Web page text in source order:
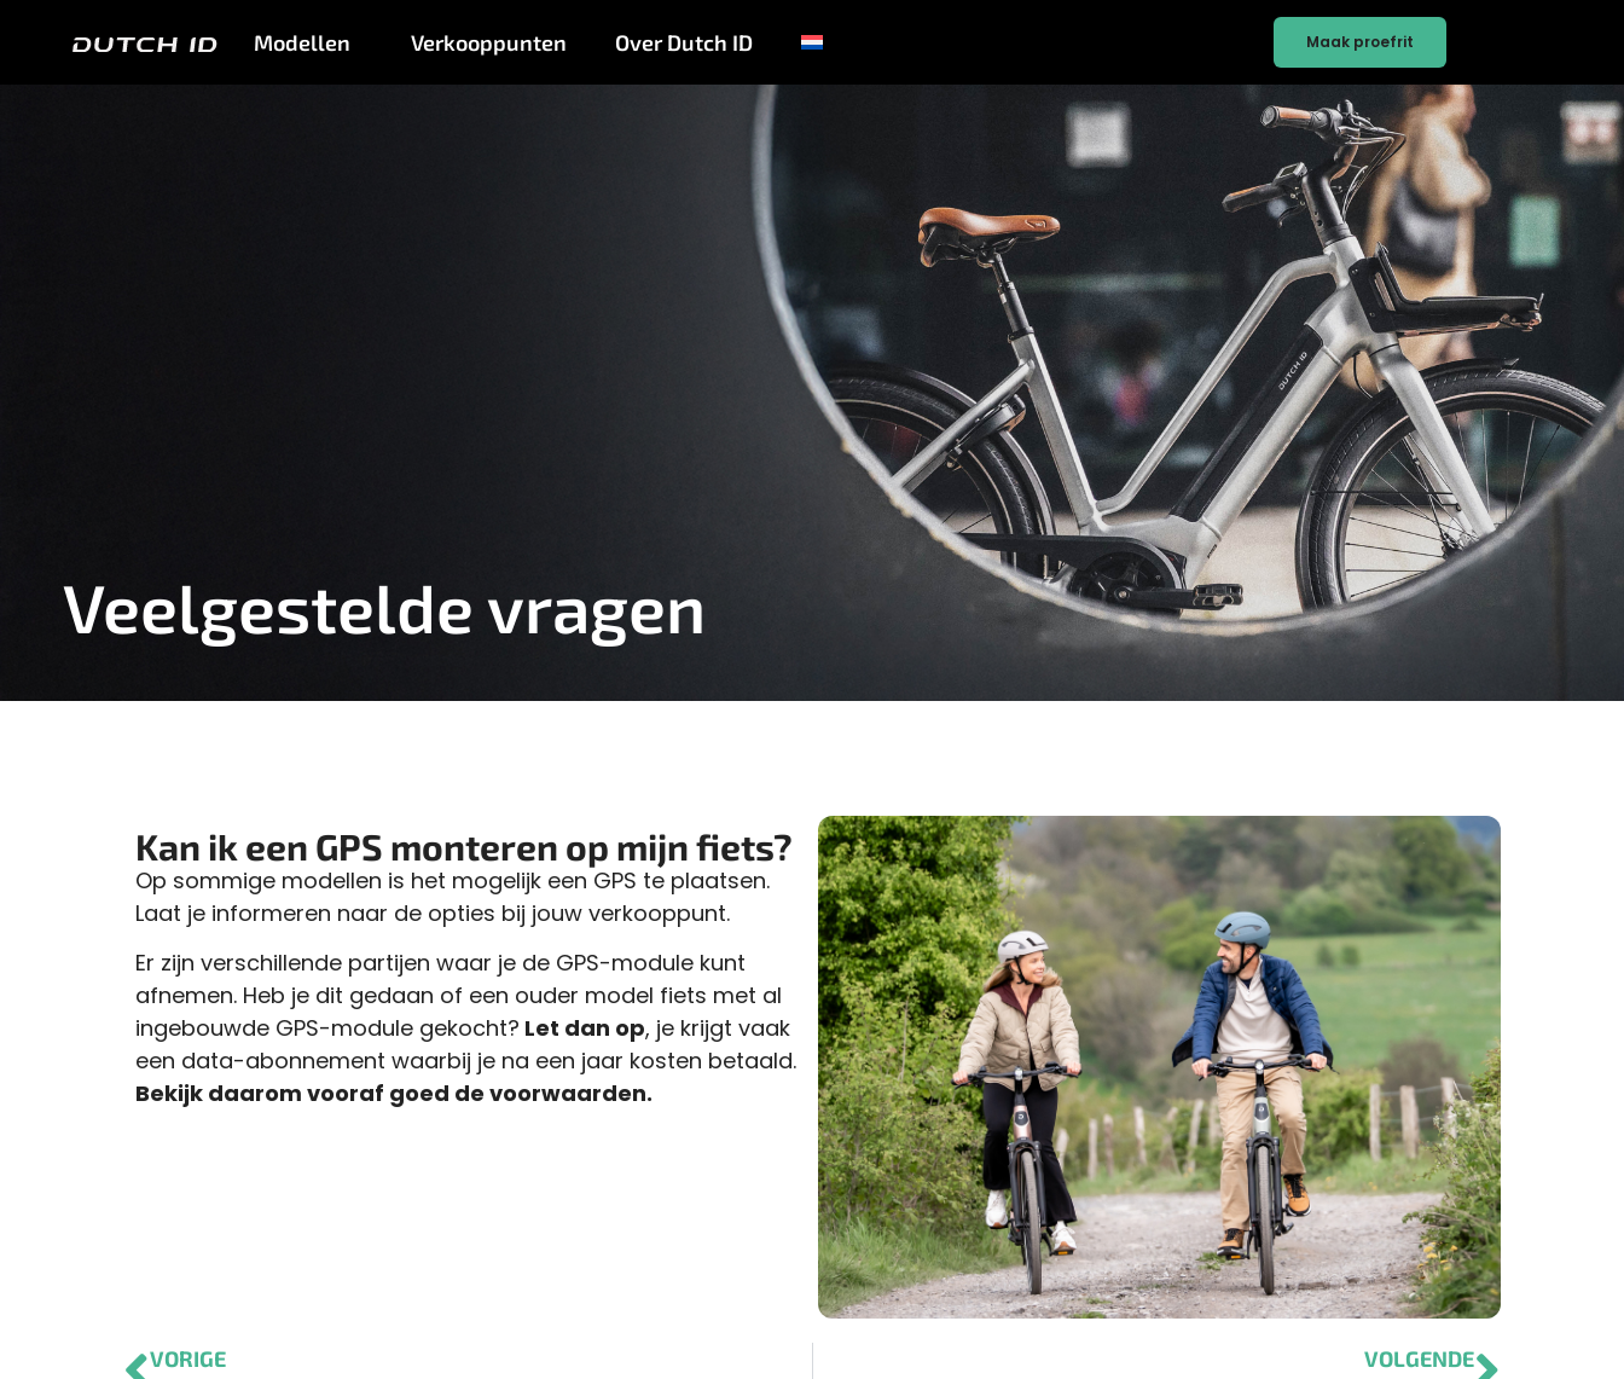
Modellen Verkooppunten Over Dutch ID Maak proefrit
Veelgestelde vragen
Kan ik een GPS monteren op mijn fiets?
Op sommige modellen is het mogelijk een GPS te plaatsen.
Laat je informeren naar de opties bij jouw verkooppunt.
Er zijn verschillende partijen waar je de GPS-module kunt
afnemen. Heb je dit gedaan of een ouder model fiets met al
ingebouwde GPS-module gekocht? Let dan op, je krijgt vaak
een data-abonnement waarbij je na een jaar kosten betaald.
Bekijk daarom vooraf goed de voorwaarden.
VORIGE VOLGENDE